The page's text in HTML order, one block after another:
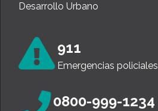
Desarrollo Urbano
911
Emergencias policiales
0800-999-1234